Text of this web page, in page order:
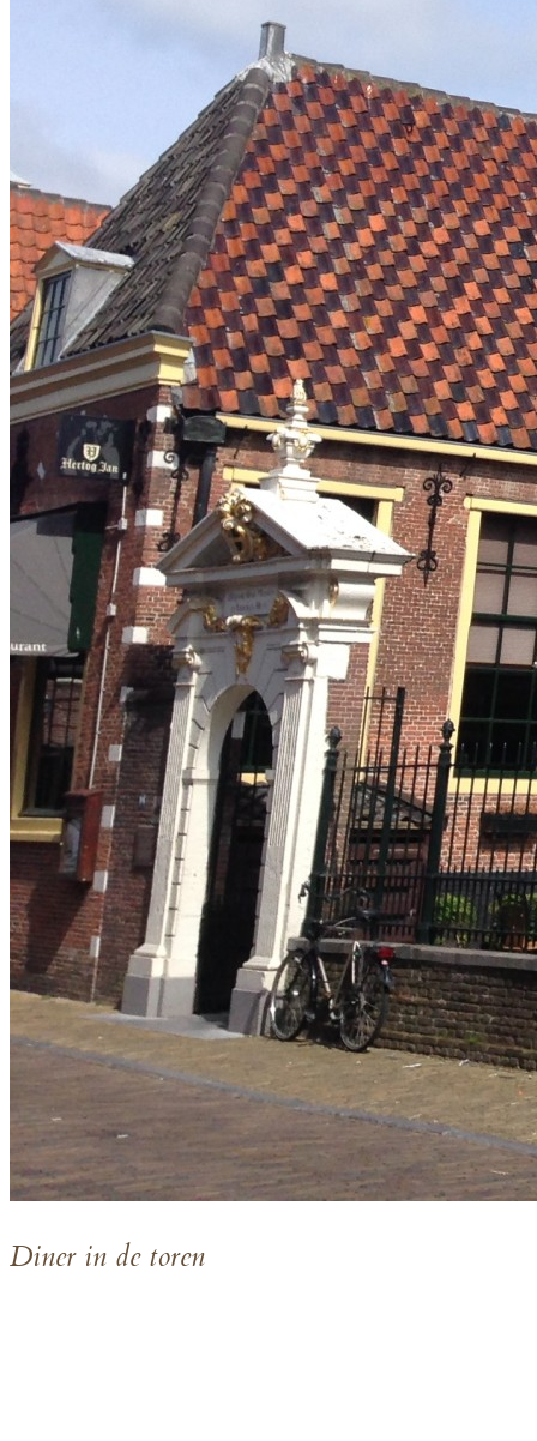
Diner in de toren